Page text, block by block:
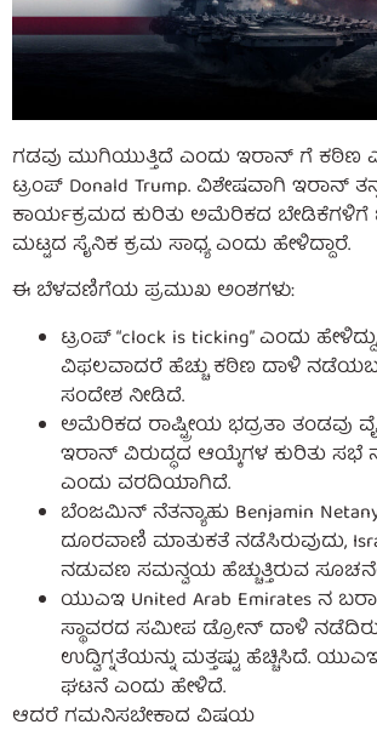
ಗಡವು ಮುಗಿಯುತ್ತಿದೆ ಎಂದು ಇರಾನ್ ಗೆ ಕಠಿಣ
ಟ್ರಂಪ್ Donald Trump. ವಿಶೇಷವಾಗಿ ಇರಾನ್
ಕಾರ್ಯಕ್ರಮದ ಕುರಿತು ಅಮೆರಿಕದ ಬೇಡಿಕೆಗಳಿಗೆ
ಮಟ್ಟದ ಸೈನಿಕ ಕ್ರಮ ಸಾಧ್ಯ ಎಂದು ಹೇಳಿದ್ದಾರೆ.
ಈ ಬೆಳವಣಿಗೆಯ ಪ್ರಮುಖ ಅಂಶಗಳು:
ಟ್ರಂಪ್ “clock is ticking” ಎಂದು
ವಿಫಲವಾದರೆ ಹೆಚ್ಚು ಕಠಿಣ ದಾಳಿ
ಸಂದೇಶ ನೀಡಿದೆ.
ಅಮೆರಿಕದ ರಾಷ್ಟ್ರೀಯ ಭದ್ರತಾ ತಂಡವು
ಇರಾನ್ ವಿರುದ್ಧದ ಆಯ್ಕೆಗಳ ಕುರಿತು ಸಭೆ
ಎಂದು ವರದಿಯಾಗಿದೆ.
ಬೆಂಜಮಿನ್ ನೆತನ್ಯಾಹು Benjamin
ದೂರವಾಣಿ ಮಾತುಕತೆ ನಡೆಸಿರುವುದು,
ನಡುವಣ ಸಮನ್ವಯ ಹೆಚ್ಚುತ್ತಿರುವ
ಯುಎಇ United Arab Emirates ನ
ಸ್ಥಾವರದ ಸಮೀಪ ಡ್ರೋನ್ ದಾಳಿ
ಉದ್ವಿಗ್ನತೆಯನ್ನು ಮತ್ತಷ್ಟು ಹೆಚ್ಚಿಸಿದೆ.
ಘಟನೆ ಎಂದು ಹೇಳಿದೆ.
ಆದರೆ ಗಮನಿಸಬೇಕಾದ ವಿಷಯ